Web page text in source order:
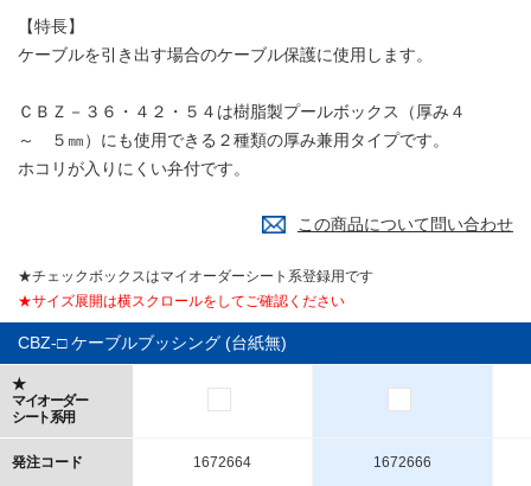
【特長】
ケーブルを引き出す場合のケーブル保護に使用します。
ＣＢＺ－３６・４２・５４は樹脂製プールボックス（厚み４
～ ５㎜）にも使用できる２種類の厚み兼用タイプです。
ホコリが入りにくい弁付です。
この商品について問い合わせ
★チェックボックスはマイオーダーシート系登録用です
★サイズ展開は横スクロールをしてご確認ください
CBZ-□ ケーブルブッシング (台紙無)
★
マイオーダー
シート系用
発注コード 1672664 1672666